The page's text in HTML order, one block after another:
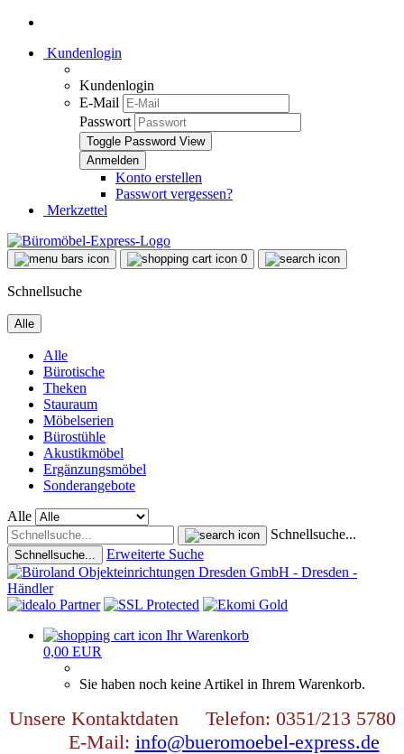
Kundenlogin
Kundenlogin
E-Mail
Passwort
Toggle Password View
Konto erstellen
Passwort vergessen?
Merkzettel
0
Schnellsuche
Alle
Alle
Bürotische
Theken
Stauraum
Möbelserien
Bürostühle
Akustikmöbel
Ergänzungsmöbel
Sonderangebote
Alle
Schnellsuche...
Schnellsuche... Erweiterte Suche
Ihr Warenkorb
0,00 EUR
Sie haben noch keine Artikel in Ihrem Warenkorb.
Unsere Kontaktdaten Telefon: 0351/213 5780
E-Mail: info@bueromoebel-express.de